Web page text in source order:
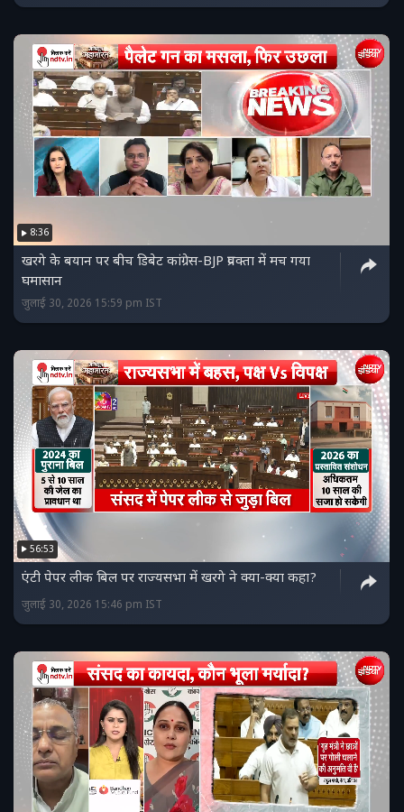
8:36
खरगे के बयान पर बीच डिबेट कांग्रेस-BJP प्रवक्ता में मच गया
घमासान
जुलाई 30, 2026 15:59 pm IST
56:53
एंटी पेपर लीक बिल पर राज्यसभा में खरगे ने क्या-क्या कहा?
जुलाई 30, 2026 15:46 pm IST